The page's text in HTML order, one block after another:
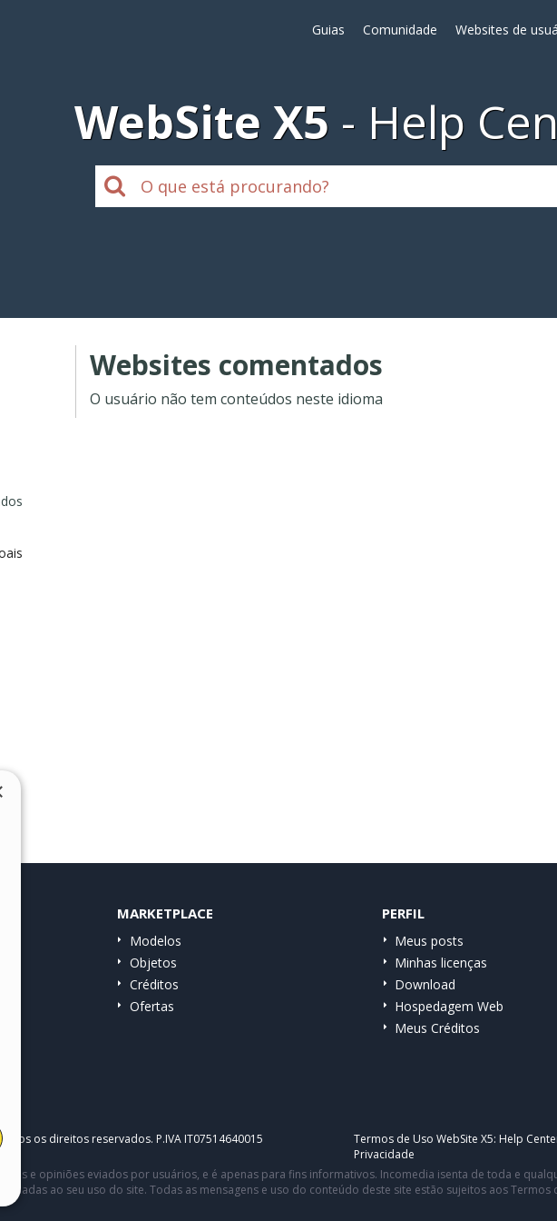
Guias Comunidade Websites de
WebSite X5 Help
Websites comentados
O usuário não tem conteúdos neste idioma
MARKETPLACE
Modelos
Objetos
Créditos
Ofertas
PERFIL
Meus posts
Minhas licenças
Download
Hospedagem Web
Meus Créditos
Todos os direitos reservados. P.IVA IT07514640015 Termos de Uso WebSite X5: Help
Privacidade
e opiniões eviados por usuários, e é apenas para fins informativos. Incomedia isenta de toda e
ao seu uso do site. Todas as mensagens e uso do conteúdo deste site estão sujeitos aos Termos